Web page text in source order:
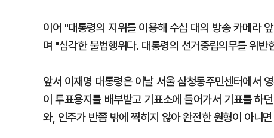
이어 "대통령의 지위를 이용해 수십 대의 방송 카메라
며 "심각한 불법행위다. 대통령의 선거중립의무를 위반
앞서 이재명 대통령은 이날 서울 삼청동주민센터에서
이 투표용지를 배부받고 기표소에 들어가서 기표를 하
와, 인주가 반쯤 밖에 찍히지 않아 완전한 원형이 아니